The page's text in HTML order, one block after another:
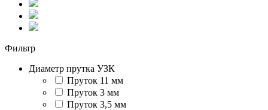
Фильтр
Диаметр прутка УЗК
Пруток 11 мм
Пруток 3 мм
Пруток 3,5 мм